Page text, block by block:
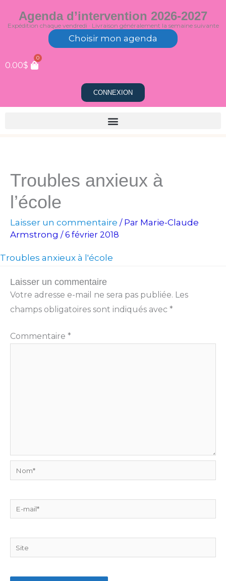
au
Agenda d’intervention 2026-2027
Expédition chaque vendredi · Livraison généralement la semaine suivante
Choisir mon agenda
0.00$
0
CONNEXION
Troubles anxieux à
l’école
Laisser un commentaire / Par Marie-Claude
Armstrong /6 février 2018
Troubles anxieux à l'école
Laisser un commentaire
Votre adresse e-mail ne sera pas publiée. Les
champs obligatoires sont indiqués avec *
Commentaire *
Nom*
E-
mail*
Site